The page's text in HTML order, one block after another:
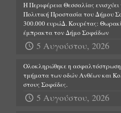
Η Περιφέρεια Θεσσαλίας ενισχύει
Πολιτική Προστασία του Δήμου
300.000 ευρώΔ. Κουρέτας:
έμπρακτα τον Δήμο Σοφάδων
5 Αυγούστου, 2026
Ολοκληρώθηκε η
τμήματα των οδών Ανθέων και
στους Σοφάδες.
5 Αυγούστου, 2026